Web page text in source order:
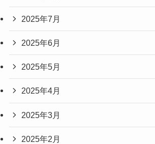
2025年7月
2025年6月
2025年5月
2025年4月
2025年3月
2025年2月